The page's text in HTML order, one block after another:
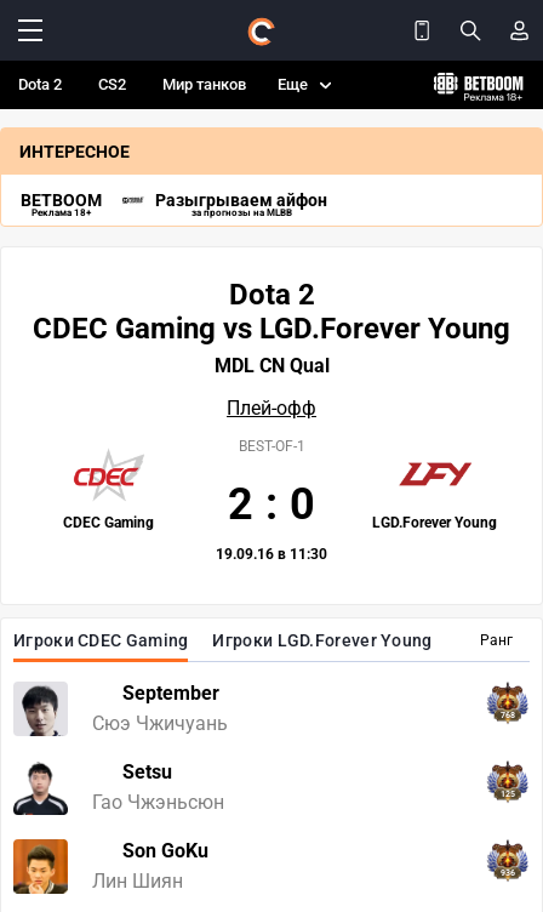
Dota 2 CS2 Мир танков Еще
ИНТЕРЕСНОЕ
BETBOOM
Реклама 18+
Разыгрываем айфон
за прогнозы на MLBB
Ранг
Игроки CDEC Gaming Игроки LGD.Forever Young
September
Сюэ Чжичуань
768
Setsu
Гао Чжэньсюн
125
Son GoKu
Лин Шиян
936
Dota 2
CDEC Gaming vs LGD.Forever Young
MDL CN Qual
Плей-офф
CDEC Gaming LGD.Forever Young
BEST-OF-1
2 : 0
19.09.16 в 11:30